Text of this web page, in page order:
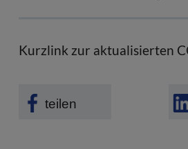
Kurzlink zur aktualisierten
teilen